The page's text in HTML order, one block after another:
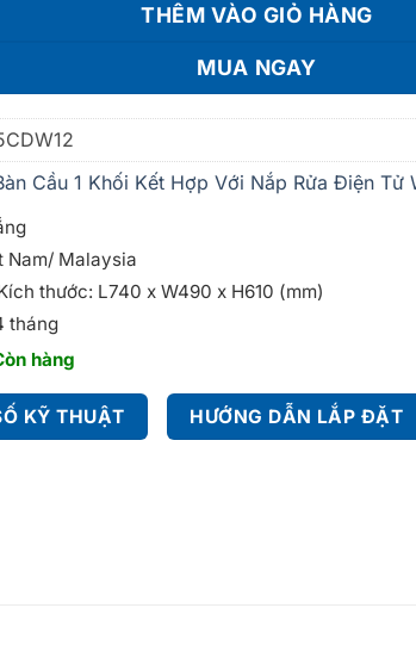
THÊM VÀO GIỎ HÀNG
MUA NGAY
Cầu 1 Khối Kết Hợp Với Nắp Rửa Điện Tử
Nam/ Malaysia
thước: L740 x W490 x H610 (mm)
tháng
hàng
KỸ THUẬT HƯỚNG DẪN LẮP ĐẶT